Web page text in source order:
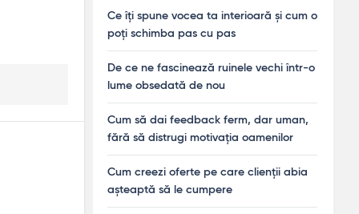
Ce îți spune vocea ta interioară și cum o
poți schimba pas cu pas
De ce ne fascinează ruinele vechi într-o
lume obsedată de nou
Cum să dai feedback ferm, dar uman,
fără să distrugi motivația oamenilor
Cum creezi oferte pe care clienții abia
așteaptă să le cumpere